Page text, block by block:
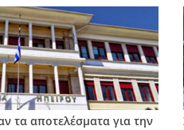
τα αποτελέσματα για την